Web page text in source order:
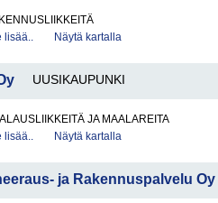
lisää..
Näytä kartalla
UUSIKAUPUNKI
JA MAALAREITA
lisää..
Näytä kartalla
ja Rakennuspalvelu Oy